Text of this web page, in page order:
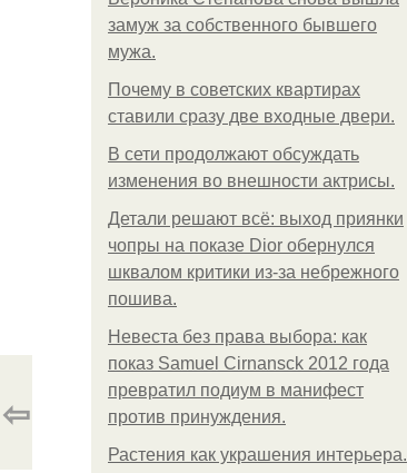
замуж за собственного бывшего
мужа.
Почему в советских квартирах
ставили сразу две входные двери.
В сети продолжают обсуждать
изменения во внешности актрисы.
Детали решают всё: выход приянки
чопры на показе Dior обернулся
шквалом критики из-за небрежного
пошива.
Невеста без права выбора: как
показ Samuel Cirnansck 2012 года
превратил подиум в манифест
против принуждения.
Растения как украшения интерьера.
⇦